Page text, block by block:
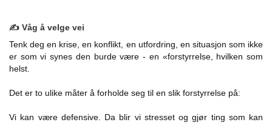
✍️ Våg å velge vei
Tenk deg en krise, en konflikt, en utfordring, en situasjon som ikke
er som vi synes den burde være - en «forstyrrelse, hvilken som
helst.
Det er to ulike måter å forholde seg til en slik forstyrrelse på:
Vi kan være defensive. Da blir vi stresset og gjør ting som kan